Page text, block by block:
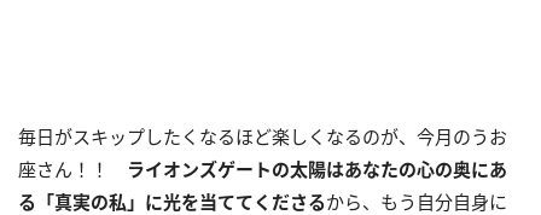
毎日がスキップしたくなるほど楽しくなるのが、今月のうお
座さん！！ ライオンズゲートの太陽はあなたの心の奥にあ
る「真実の私」に光を当ててくださるから、もう自分自身に